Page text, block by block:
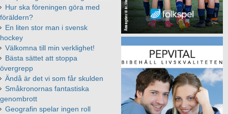
Hur ska föreningen göra med
föräldern?
En liten stor man i svensk
hockey
Välkomna till min verklighet!
Bästa sättet att stoppa
övergrepp
Ändå är det vi som får skulden
Småkronornas fantastiska
genombrott
Geografin spelar ingen roll